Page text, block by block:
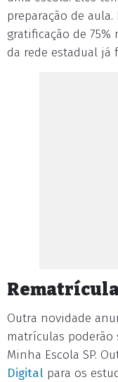
preparação de aula.
gratificação de 75%
da rede estadual já
Outra novidade
matrículas
Minha Escola SP.
Digital para os